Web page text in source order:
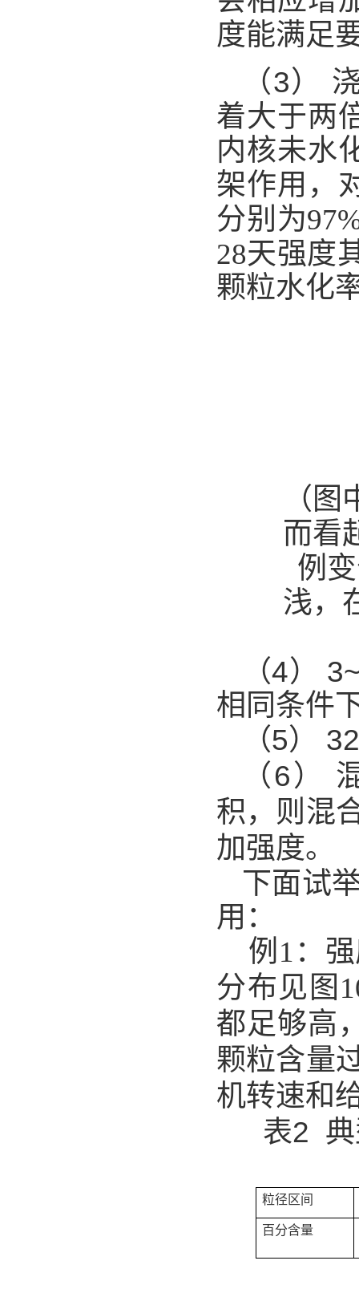
度能满足
（3）
着大于两
内核未水
架作用，
分别为
28天强度
颗粒水化
（
而看
例
浅，
（4）
相同条件
（5） 32
（6）
积，则混
加强度。
下面试
用：
例1：
分布见图
都足够高
颗粒含量
机转速和
表2 典
粒径区间
百分含量